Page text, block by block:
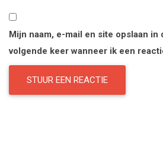
Mijn naam, e-mail en site opslaan in
volgende keer wanneer ik een